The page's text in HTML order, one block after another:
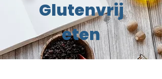
Glutenvrij
eten